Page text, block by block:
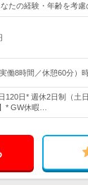
たの経験・年齢を考慮
働8時間／休憩60分）
120日* 週休2日制（
* GW休暇…